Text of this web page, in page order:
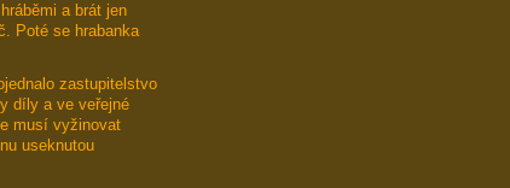
a brát jen
Poté se hrabanka
zastupitelstvo
díly a ve veřejné
musí vyžinovat
useknutou